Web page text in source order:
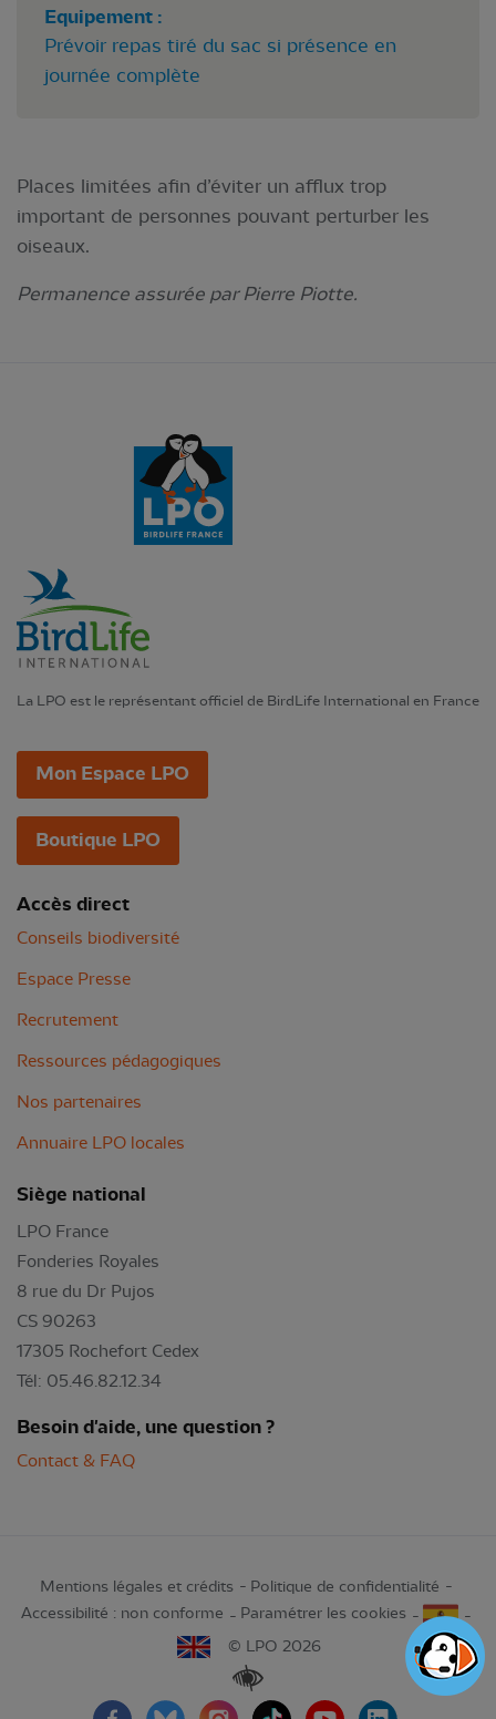
Equipement :
Prévoir repas tiré du sac si présence en
journée complète
Places limitées afin d’éviter un afflux trop
important de personnes pouvant perturber les
oiseaux.
Permanence assurée par Pierre Piotte.
La LPO est le représentant officiel de BirdLife International en France
Mon Espace LPO
Boutique LPO
Accès direct
Conseils biodiversité
Espace Presse
Recrutement
Ressources pédagogiques
Nos partenaires
Annuaire LPO locales
Siège national
LPO France
Fonderies Royales
8 rue du Dr Pujos
CS 90263
17305 Rochefort Cedex
Tél: 05.46.82.12.34
Besoin d'aide, une question ?
Contact & FAQ
Mentions légales et crédits
Politique de confidentialité
Accessibilité : non conforme
Paramétrer les cookies
© LPO 2026
Renforcer les contrastes